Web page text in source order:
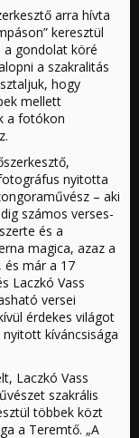
arra hívta
keresztül
a gondolat köré
a szakralitás
hogy
mellett
a fotókon
nyitotta
– aki
számos verses-
és a
magica, azaz a
és már a 17
Laczkó Vass
versei
érdekes világot
kíváncsisága
Laczkó Vass
szakrális
többek közt
a Teremtő. „A